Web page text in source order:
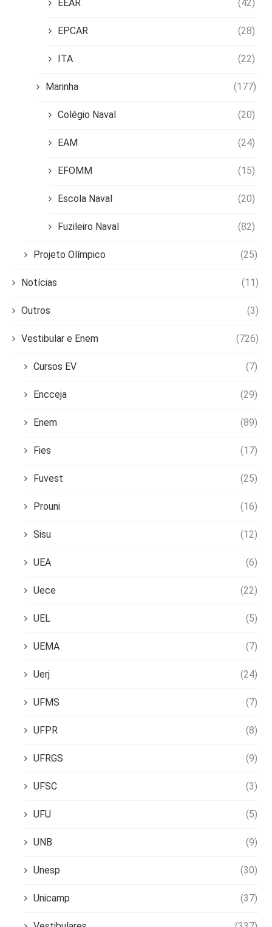
EEAR (42)
EPCAR (28)
ITA (22)
Marinha (177)
Colégio Naval (20)
EAM (24)
EFOMM (15)
Escola Naval (20)
Fuzileiro Naval (82)
Projeto Olímpico (25)
Notícias (11)
Outros (3)
Vestibular e Enem (726)
Cursos EV (7)
Encceja (29)
Enem (89)
Fies (17)
Fuvest (25)
Prouni (16)
Sisu (12)
UEA (6)
Uece (22)
UEL (5)
UEMA (7)
Uerj (24)
UFMS (7)
UFPR (8)
UFRGS (9)
UFSC (3)
UFU (5)
UNB (9)
Unesp (30)
Unicamp (37)